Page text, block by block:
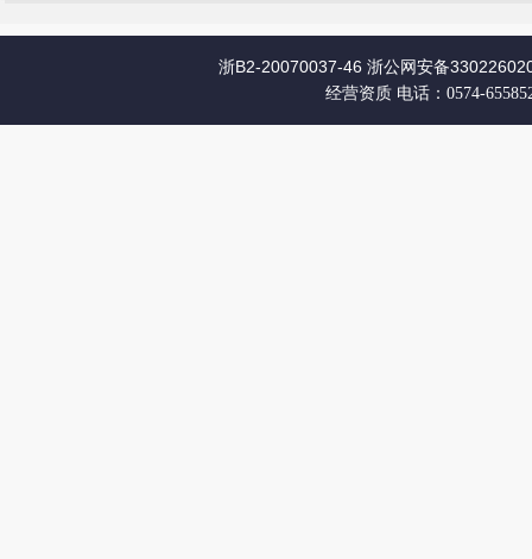
浙B2-20070037-46 浙公网安备
经营资质 电话：0574-